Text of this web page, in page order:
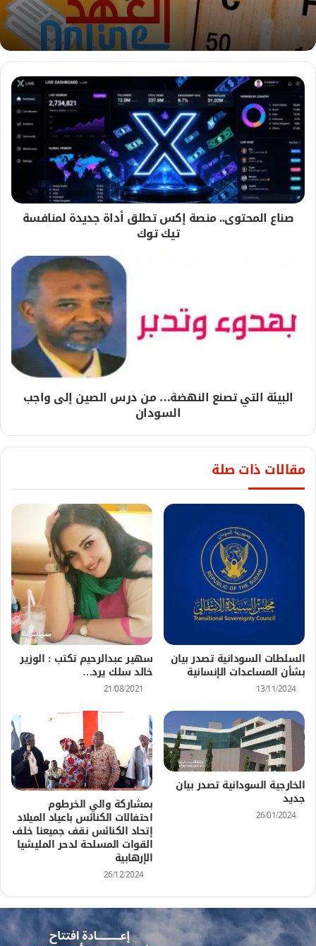
صناع المحتوى.. منصة إكس تطلق أداة جديدة لمنافسة
تيك توك
البيئة التي تصنع النهضة… من درس الصين إلى واجب
السودان
مقالات ذات صلة
السلطات السودانية تصدر بيان
بشأن المساعدات الإنسانية
13/11/2024
سهير عبدالرحيم تكتب : الوزير
خالد سلك يرد…
21/08/2021
الخارجية السودانية تصدر بيان
جديد
26/01/2024
بمشاركة والي الخرطوم
احتفالات الكنائس باعياد الميلاد
إتحاد الكنائس نقف جميعنا خلف
القوات المسلحة لدحر المليشيا
الإرهابية
26/12/2024